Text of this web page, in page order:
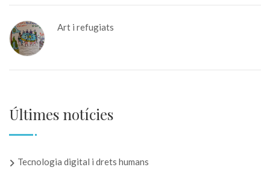
Art i refugiats
Últimes notícies
Tecnologia digital i drets humans